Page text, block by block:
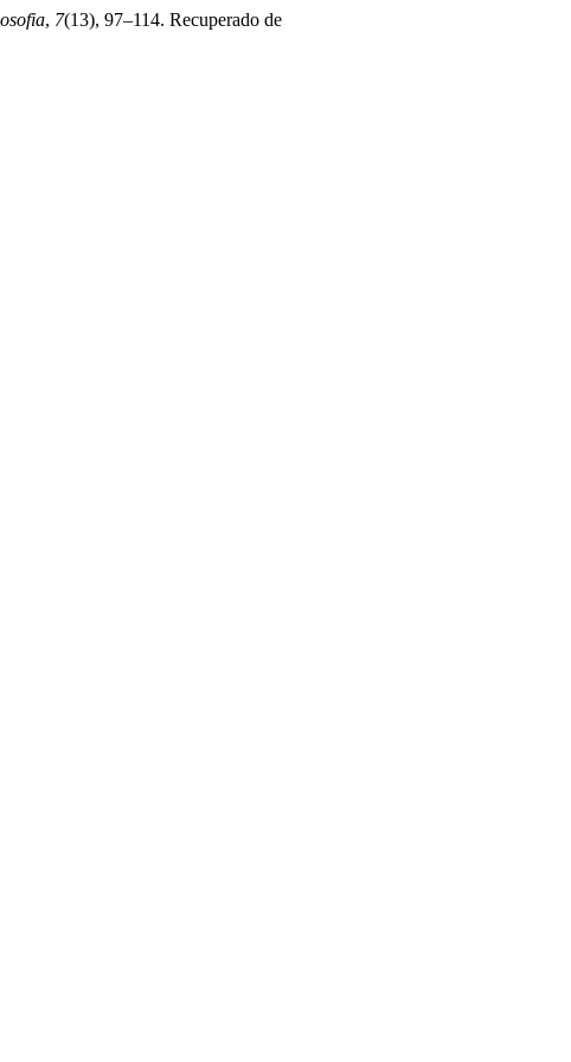
, 7(13), 97–114. Recuperado de